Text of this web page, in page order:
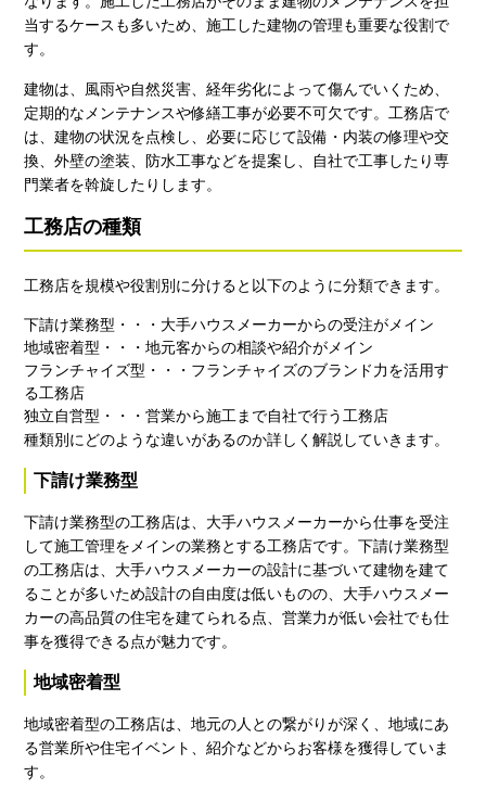
当するケースも多いため、施工した建物の管理も重要な役割で
す。
建物は、風雨や自然災害、経年劣化によって傷んでいくため、
定期的なメンテナンスや修繕工事が必要不可欠です。工務店で
は、建物の状況を点検し、必要に応じて設備・内装の修理や交
換、外壁の塗装、防水工事などを提案し、自社で工事したり専
門業者を斡旋したりします。
工務店の種類
工務店を規模や役割別に分けると以下のように分類できます。
下請け業務型・・・大手ハウスメーカーからの受注がメイン
地域密着型・・・地元客からの相談や紹介がメイン
フランチャイズ型・・・フランチャイズのブランド力を活用す
る工務店
独立自営型・・・営業から施工まで自社で行う工務店
種類別にどのような違いがあるのか詳しく解説していきます。
下請け業務型
下請け業務型の工務店は、大手ハウスメーカーから仕事を受注
して施工管理をメインの業務とする工務店です。下請け業務型
の工務店は、大手ハウスメーカーの設計に基づいて建物を建て
ることが多いため設計の自由度は低いものの、大手ハウスメー
カーの高品質の住宅を建てられる点、営業力が低い会社でも仕
事を獲得できる点が魅力です。
地域密着型
地域密着型の工務店は、地元の人との繋がりが深く、地域にあ
る営業所や住宅イベント、紹介などからお客様を獲得していま
す。